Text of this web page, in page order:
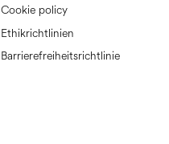
Cookie policy
Ethikrichtlinien
Barrierefreiheitsrichtlinie